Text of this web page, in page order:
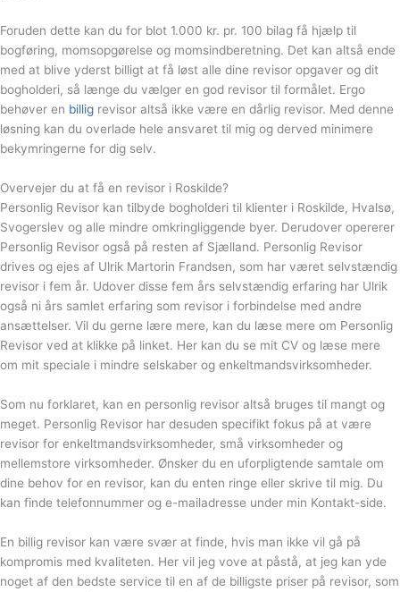
Foruden dette kan du for blot 1.000 kr. pr. 100 bilag få hjælp til
bogføring, momsopgørelse og momsindberetning. Det kan altså ende
med at blive yderst billigt at få løst alle dine revisor opgaver og dit
bogholderi, så længe du vælger en god revisor til formålet. Ergo
behøver en billig revisor altså ikke være en dårlig revisor. Med denne
løsning kan du overlade hele ansvaret til mig og derved minimere
bekymringerne for dig selv.
Overvejer du at få en revisor i Roskilde?
Personlig Revisor kan tilbyde bogholderi til klienter i Roskilde, Hvalsø,
Svogerslev og alle mindre omkringliggende byer. Derudover opererer
Personlig Revisor også på resten af Sjælland. Personlig Revisor
drives og ejes af Ulrik Martorin Frandsen, som har været selvstændig
revisor i fem år. Udover disse fem års selvstændig erfaring har Ulrik
også ni års samlet erfaring som revisor i forbindelse med andre
ansættelser. Vil du gerne lære mere, kan du læse mere om Personlig
Revisor ved at klikke på linket. Her kan du se mit CV og læse mere
om mit speciale i mindre selskaber og enkeltmandsvirksomheder.
Som nu forklaret, kan en personlig revisor altså bruges til mangt og
meget. Personlig Revisor har desuden specifikt fokus på at være
revisor for enkeltmandsvirksomheder, små virksomheder og
mellemstore virksomheder. Ønsker du en uforpligtende samtale om
dine behov for en revisor, kan du enten ringe eller skrive til mig. Du
kan finde telefonnummer og e-mailadresse under min Kontakt-side.
En billig revisor kan være svær at finde, hvis man ikke vil gå på
kompromis med kvaliteten. Her vil jeg vove at påstå, at jeg kan yde
noget af den bedste service til en af de billigste priser på revisor, som